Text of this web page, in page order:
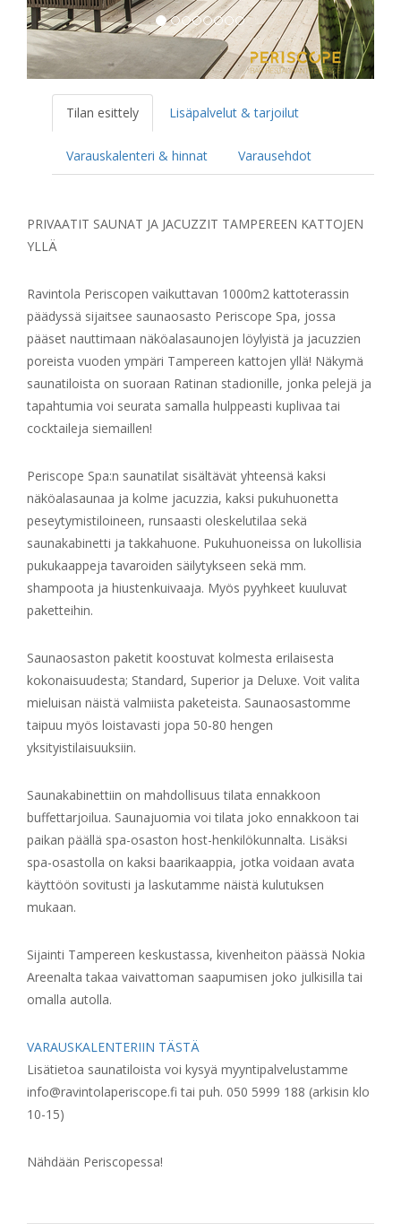
Tilan esittely Lisäpalvelut & tarjoilut
Varauskalenteri & hinnat Varausehdot
PRIVAATIT SAUNAT JA JACUZZIT TAMPEREEN KATTOJEN
YLLÄ
Ravintola Periscopen vaikuttavan 1000m2 kattoterassin
päädyssä sijaitsee saunaosasto Periscope Spa, jossa
pääset nauttimaan näköalasaunojen löylyistä ja jacuzzien
poreista vuoden ympäri Tampereen kattojen yllä! Näkymä
saunatiloista on suoraan Ratinan stadionille, jonka pelejä ja
tapahtumia voi seurata samalla hulppeasti kuplivaa tai
cocktaileja siemaillen!
Periscope Spa:n saunatilat sisältävät yhteensä kaksi
näköalasaunaa ja kolme jacuzzia, kaksi pukuhuonetta
peseytymistiloineen, runsaasti oleskelutilaa sekä
saunakabinetti ja takkahuone. Pukuhuoneissa on lukollisia
pukukaappeja tavaroiden säilytykseen sekä mm.
shampoota ja hiustenkuivaaja. Myös pyyhkeet kuuluvat
paketteihin.
Saunaosaston paketit koostuvat kolmesta erilaisesta
kokonaisuudesta; Standard, Superior ja Deluxe. Voit valita
mieluisan näistä valmiista paketeista. Saunaosastomme
taipuu myös loistavasti jopa 50-80 hengen
yksityistilaisuuksiin.
Saunakabinettiin on mahdollisuus tilata ennakkoon
buffettarjoilua. Saunajuomia voi tilata joko ennakkoon tai
paikan päällä spa-osaston host-henkilökunnalta. Lisäksi
spa-osastolla on kaksi baarikaappia, jotka voidaan avata
käyttöön sovitusti ja laskutamme näistä kulutuksen
mukaan.
Sijainti Tampereen keskustassa, kivenheiton päässä Nokia
Areenalta takaa vaivattoman saapumisen joko julkisilla tai
omalla autolla.
VARAUSKALENTERIIN TÄSTÄ
Lisätietoa saunatiloista voi kysyä myyntipalvelustamme
info@ravintolaperiscope.fi tai puh. 050 5999 188 (arkisin klo
10-15)
Nähdään Periscopessa!